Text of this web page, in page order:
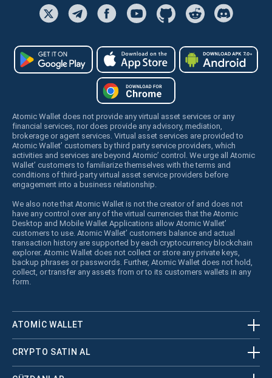
Atomic Wallet does not provide any virtual asset services or any
financial services, nor does provide any advisory, mediation,
brokerage or agent services. Virtual asset services are provided to
Atomic Wallet’ customers by third party service providers, which
activities and services are beyond Atomic’ control. We urge all Atomic
Wallet’ customers to familiarize themselves with the terms and
conditions of third-party virtual asset service providers before
engagement into a business relationship.
We also note that Atomic Wallet is not the creator of and does not
have any control over any of the virtual currencies that the Atomic
Desktop and Mobile Wallet Applications allow Atomic Wallet’
customers to use. Atomic Wallet’ customers balance and actual
transaction history are supported by each cryptocurrency blockchain
explorer. Atomic Wallet does not collect or store any private keys,
backup phrases or passwords. Further, Atomic Wallet does not hold,
collect, or transfer any assets from or to its customers wallets in any
form.
ATOMIC WALLET
CRYPTO SATIN AL